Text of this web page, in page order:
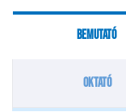
Bemutató
Oktató